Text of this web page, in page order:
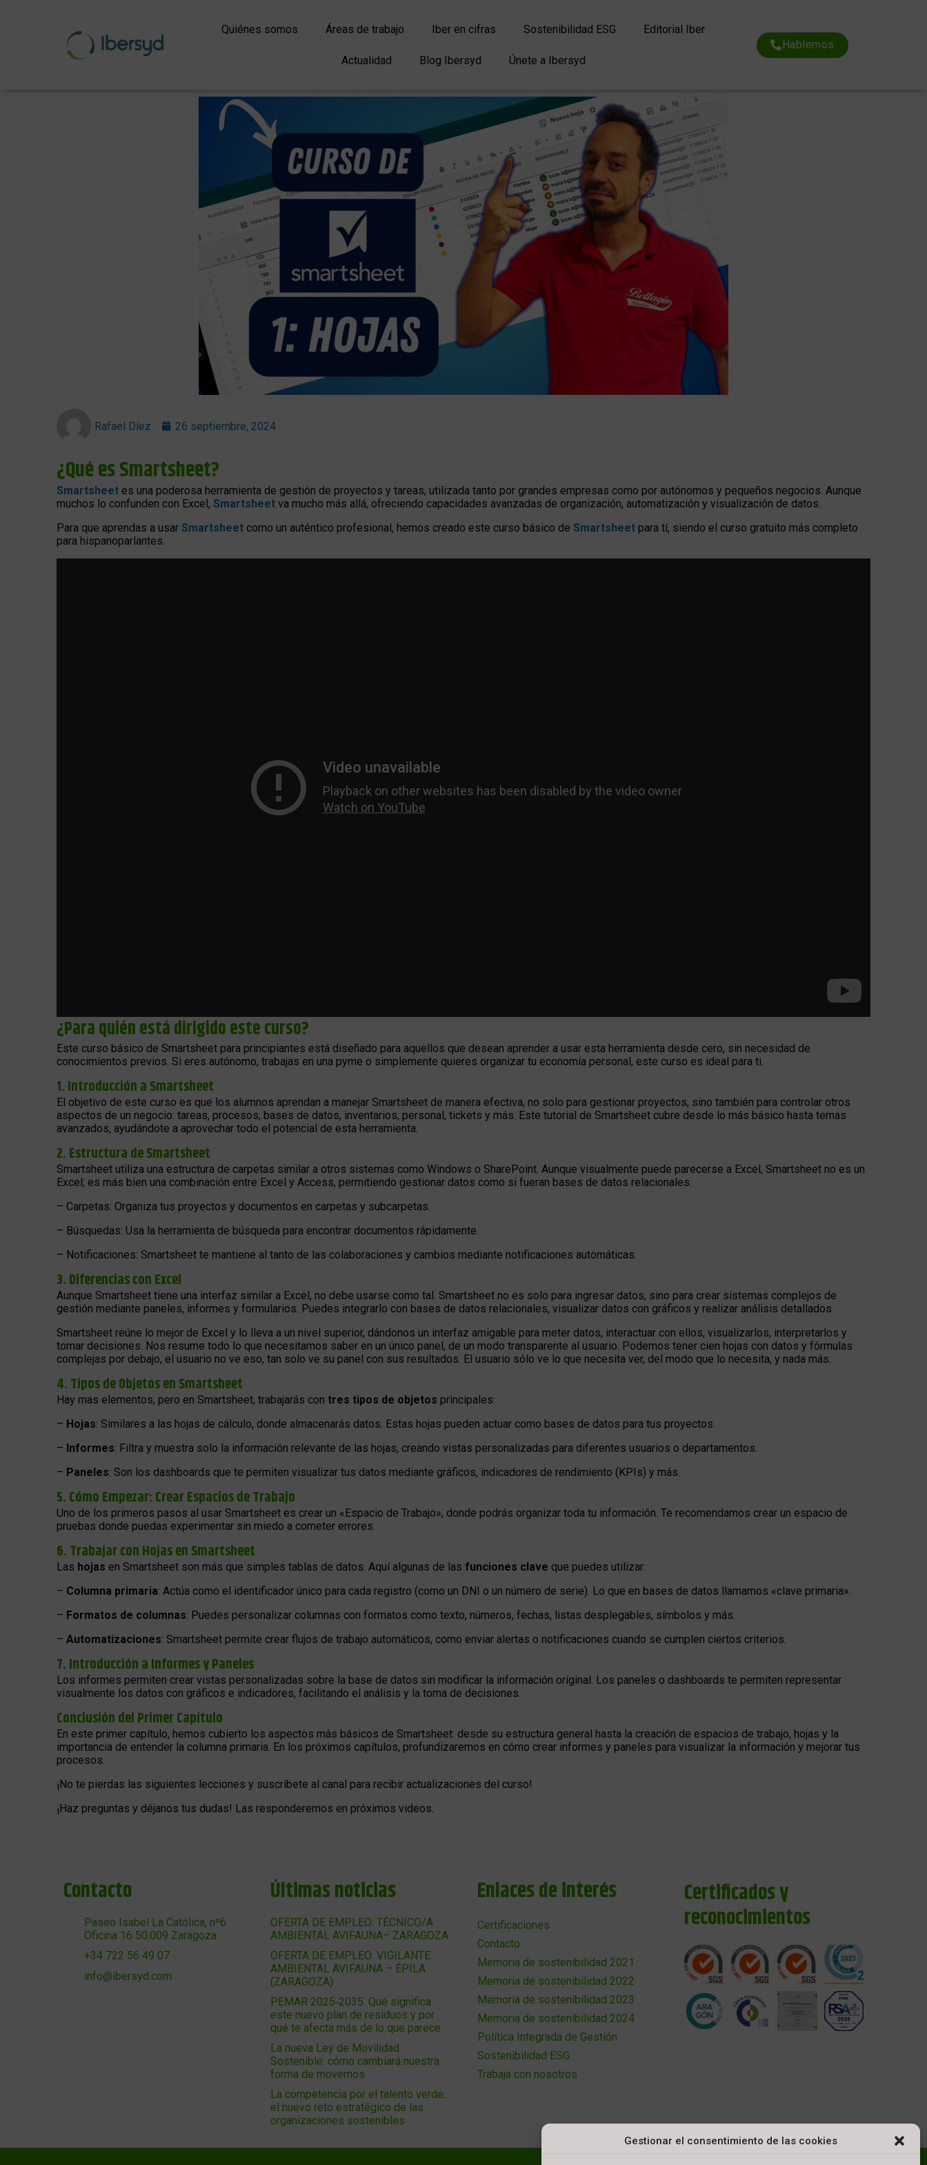
Gestionar el consentimiento de las cookies
Quiénes somos Áreas de trabajo Iber en cifras Sostenibilidad ESG Editorial Iber
Actualidad Blog Ibersyd Únete a Ibersyd
Hablemos
Rafael Díez 26 septiembre, 2024
¿Qué es Smartsheet?
Smartsheet es una poderosa herramienta de gestión de proyectos y tareas, utilizada tanto por grandes empresas como por autónomos y pequeños negocios. Aunque
muchos lo confunden con Excel, Smartsheet va mucho más allá, ofreciendo capacidades avanzadas de organización, automatización y visualización de datos.
Para que aprendas a usar Smartsheet como un auténtico profesional, hemos creado este curso básico de Smartsheet para tí, siendo el curso gratuito más completo
para hispanoparlantes.
¿Para quién está dirigido este curso?
Este curso básico de Smartsheet para principiantes está diseñado para aquellos que desean aprender a usar esta herramienta desde cero, sin necesidad de
conocimientos previos. Si eres autónomo, trabajas en una pyme o simplemente quieres organizar tu economía personal, este curso es ideal para ti.
1. Introducción a Smartsheet
El objetivo de este curso es que los alumnos aprendan a manejar Smartsheet de manera efectiva, no solo para gestionar proyectos, sino también para controlar otros
aspectos de un negocio: tareas, procesos, bases de datos, inventarios, personal, tickets y más. Este tutorial de Smartsheet cubre desde lo más básico hasta temas
avanzados, ayudándote a aprovechar todo el potencial de esta herramienta.
2. Estructura de Smartsheet
Smartsheet utiliza una estructura de carpetas similar a otros sistemas como Windows o SharePoint. Aunque visualmente puede parecerse a Excel, Smartsheet no es un
Excel; es más bien una combinación entre Excel y Access, permitiendo gestionar datos como si fueran bases de datos relacionales.
– Carpetas: Organiza tus proyectos y documentos en carpetas y subcarpetas.
– Búsquedas: Usa la herramienta de búsqueda para encontrar documentos rápidamente.
– Notificaciones: Smartsheet te mantiene al tanto de las colaboraciones y cambios mediante notificaciones automáticas.
3. Diferencias con Excel
Aunque Smartsheet tiene una interfaz similar a Excel, no debe usarse como tal. Smartsheet no es solo para ingresar datos, sino para crear sistemas complejos de
gestión mediante paneles, informes y formularios. Puedes integrarlo con bases de datos relacionales, visualizar datos con gráficos y realizar análisis detallados.
Smartsheet reúne lo mejor de Excel y lo lleva a un nivel superior, dándonos un interfaz amigable para meter datos, interactuar con ellos, visualizarlos, interpretarlos y
tomar decisiones. Nos resume todo lo que necesitamos saber en un único panel, de un modo transparente al usuario. Podemos tener cien hojas con datos y fórmulas
complejas por debajo, el usuario no ve eso, tan solo ve su panel con sus resultados. El usuario sólo ve lo que necesita ver, del modo que lo necesita, y nada más.
4. Tipos de Objetos en Smartsheet
Hay mas elementos, pero en Smartsheet, trabajarás con tres tipos de objetos principales:
– Hojas: Similares a las hojas de cálculo, donde almacenarás datos. Estas hojas pueden actuar como bases de datos para tus proyectos.
– Informes: Filtra y muestra solo la información relevante de las hojas, creando vistas personalizadas para diferentes usuarios o departamentos.
– Paneles: Son los dashboards que te permiten visualizar tus datos mediante gráficos, indicadores de rendimiento (KPIs) y más.
5. Cómo Empezar: Crear Espacios de Trabajo
Uno de los primeros pasos al usar Smartsheet es crear un «Espacio de Trabajo», donde podrás organizar toda tu información. Te recomendamos crear un espacio de
pruebas donde puedas experimentar sin miedo a cometer errores.
6. Trabajar con Hojas en Smartsheet
Las hojas en Smartsheet son más que simples tablas de datos. Aquí algunas de las funciones clave que puedes utilizar:
– Columna primaria: Actúa como el identificador único para cada registro (como un DNI o un número de serie). Lo que en bases de datos llamamos «clave primaria».
– Formatos de columnas: Puedes personalizar columnas con formatos como texto, números, fechas, listas desplegables, símbolos y más.
– Automatizaciones: Smartsheet permite crear flujos de trabajo automáticos, como enviar alertas o notificaciones cuando se cumplen ciertos criterios.
7. Introducción a Informes y Paneles
Los informes permiten crear vistas personalizadas sobre la base de datos sin modificar la información original. Los paneles o dashboards te permiten representar
visualmente los datos con gráficos e indicadores, facilitando el análisis y la toma de decisiones.
Conclusión del Primer Capítulo
En este primer capítulo, hemos cubierto los aspectos más básicos de Smartsheet: desde su estructura general hasta la creación de espacios de trabajo, hojas y la
importancia de entender la columna primaria. En los próximos capítulos, profundizaremos en cómo crear informes y paneles para visualizar la información y mejorar tus
procesos.
¡No te pierdas las siguientes lecciones y suscríbete al canal para recibir actualizaciones del curso!
¡Haz preguntas y déjanos tus dudas! Las responderemos en próximos videos.
Contacto
Paseo Isabel La Católica, nº6
Oficina 16 50.009 Zaragoza
+34 722 56 49 07
info@ibersyd.com
Últimas noticias
OFERTA DE EMPLEO: TÉCNICO/A
AMBIENTAL AVIFAUNA– ZARAGOZA
OFERTA DE EMPLEO: VIGILANTE
AMBIENTAL AVIFAUNA – ÉPILA
(ZARAGOZA)
PEMAR 2025‑2035: Qué significa
este nuevo plan de residuos y por
qué te afecta más de lo que parece
La nueva Ley de Movilidad
Sostenible: cómo cambiará nuestra
forma de movernos
La competencia por el talento verde:
el nuevo reto estratégico de las
organizaciones sostenibles
Enlaces de interés
Certificaciones
Contacto
Memoria de sostenibilidad 2021
Memoria de sostenibilidad 2022
Memoria de sostenibilidad 2023
Memoria de sostenibilidad 2024
Política Integrada de Gestión
Sostenibilidad ESG
Trabaja con nosotros
Certificados y
reconocimientos